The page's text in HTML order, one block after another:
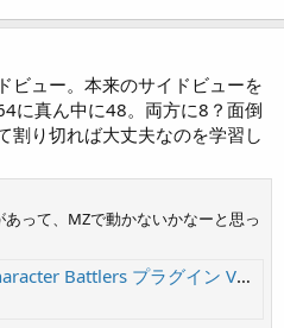
ビュー。本来のサイドビューを
に真ん中に48。両方に8？面倒
り切れば大丈夫なのを学習し
って、MZで動かないかなーと思っ
RPGツクールMZ・MV初心者的備忘録 - FGMG (Fun Game Make Group)